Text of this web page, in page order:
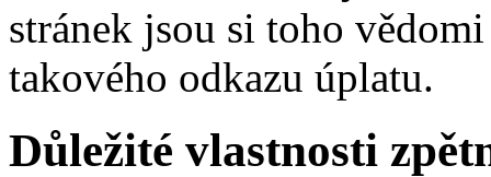
stránek jsou si toho
takového odkazu úplatu.
Důležité vlastnosti